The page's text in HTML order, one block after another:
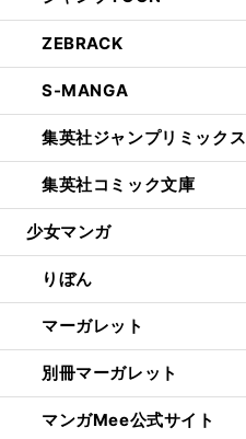
ZEBRACK
S-MANGA
集英社ジャンプリミックス
集英社コミック文庫
少女マンガ
りぼん
マーガレット
別冊マーガレット
マンガMee公式サイト